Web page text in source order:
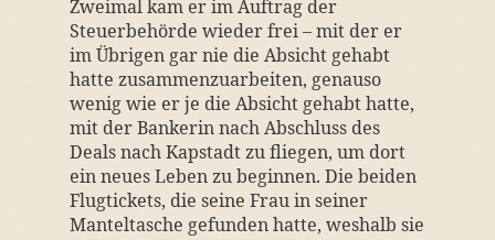
Zweimal kam er im Auftrag der
Steuerbehörde wieder frei – mit der er
im Übrigen gar nie die Absicht gehabt
hatte zusammenzuarbeiten, genauso
wenig wie er je die Absicht gehabt hatte,
mit der Bankerin nach Abschluss des
Deals nach Kapstadt zu fliegen, um dort
ein neues Leben zu beginnen. Die beiden
Flugtickets, die seine Frau in seiner
Manteltasche gefunden hatte, weshalb sie